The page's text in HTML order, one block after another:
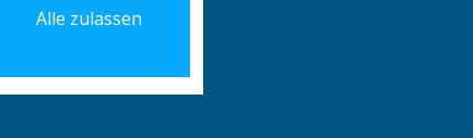
Alle zulassen